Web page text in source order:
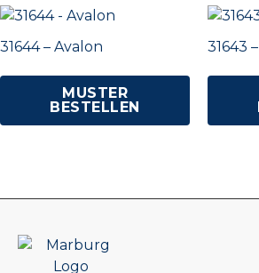
31644 – Avalon
MUSTER
BESTELLEN
31643